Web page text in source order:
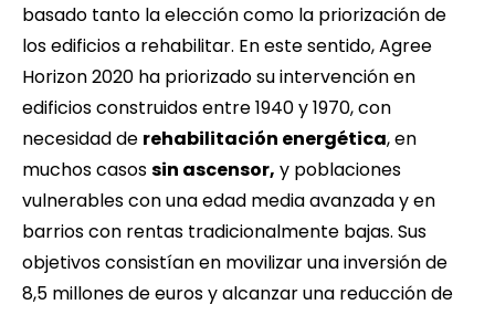
basado tanto la elección como la priorización de
los edificios a rehabilitar. En este sentido, Agree
Horizon 2020 ha priorizado su intervención en
edificios construidos entre 1940 y 1970, con
necesidad de rehabilitación energética, en
muchos casossin ascensor, y poblaciones
vulnerables con una edad media avanzada y en
barrios con rentas tradicionalmente bajas. Sus
objetivos consistían en movilizar una inversión de
8,5 millones de euros y alcanzar una reducción de